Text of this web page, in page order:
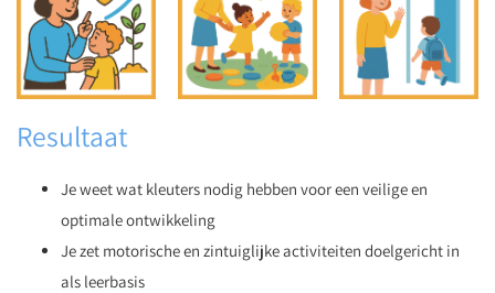
Resultaat
Je weet wat kleuters nodig hebben voor een veilige en
optimale ontwikkeling
Je zet motorische en zintuiglijke activiteiten doelgericht in
als leerbasis